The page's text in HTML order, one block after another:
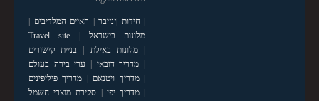
|חידות זנזיבר האיים המלדיבים
מלונות בישראל
Travel site
|מלונות באילת
בניית קישורים
מדריך דובאי
ערי בירה בעולם
|מדריך ויטנאם
מדריך פיליפינים
|מדריך יפן
סקירת מוצרי חשמל